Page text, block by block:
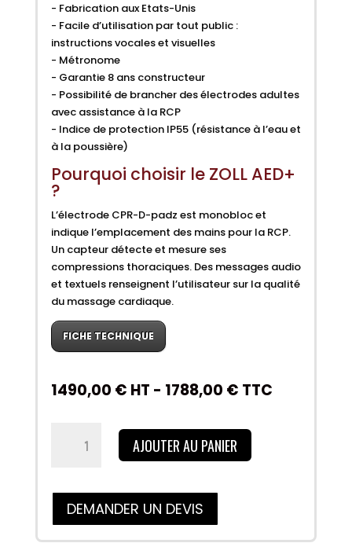
- Fabrication aux Etats-Unis
- Facile d’utilisation par tout public :
instructions vocales et visuelles
- Métronome
- Garantie 8 ans constructeur
- Possibilité de brancher des électrodes adultes
avec assistance à la RCP
- Indice de protection IP55 (résistance à l’eau et
à la poussière)
Pourquoi choisir le ZOLL AED+
?
L’électrode CPR-D-padz est monobloc et
indique l’emplacement des mains pour la RCP.
Un capteur détecte et mesure ses
compressions thoraciques. Des messages audio
et textuels renseignent l’utilisateur sur la qualité
du massage cardiaque.
FICHE TECHNIQUE
1490,00 € HT - 1788,00 € TTC
+
entièrement
AJOUTER AU PANIER
DEMANDER UN DEVIS